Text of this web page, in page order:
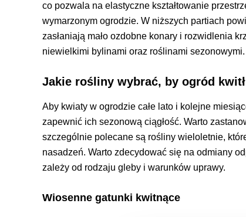
co pozwala na elastyczne kształtowanie
wymarzonym ogrodzie. W niższych partiach
zasłaniają mało ozdobne konary i rozwidlenia
niewielkimi bylinami oraz roślinami sezonowymi.
Jakie rośliny wybrać, by ogród kwitł
Aby kwiaty w ogrodzie całe lato i kolejne
zapewnić ich sezonową ciągłość. Warto
szczególnie polecane są rośliny wieloletnie,
nasadzeń. Warto zdecydować się na odmiany
zależy od rodzaju gleby i warunków uprawy.
Wiosenne gatunki kwitnące